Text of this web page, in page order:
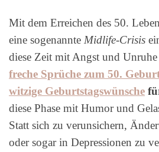
Mit dem Erreichen des 50.
eine sogenannte Midlife-Crisis
diese Zeit mit Angst und
freche Sprüche zum 50.
witzige Geburtstagswünsche
diese Phase mit Humor und
Statt sich zu verunsichern,
oder sogar in Depressionen zu